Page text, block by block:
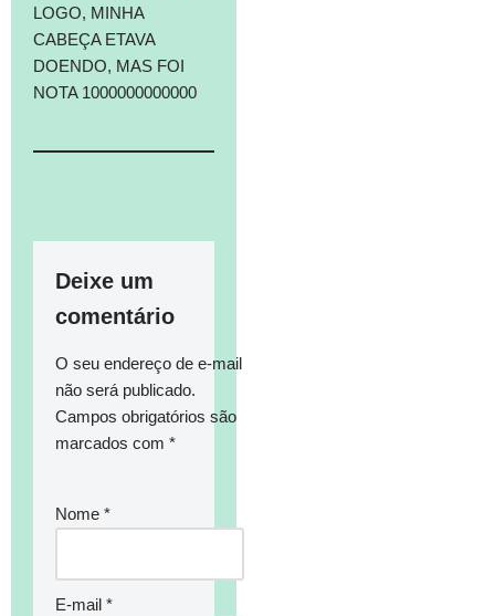
LOGO, MINHA
CABEÇA ETAVA
DOENDO, MAS FOI
NOTA 1000000000000
Deixe um
comentário
O seu endereço de e-mail
não será publicado.
Campos obrigatórios são
marcados com *
Nome *
E-mail *